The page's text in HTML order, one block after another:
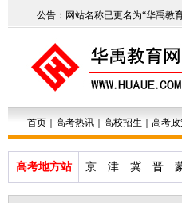
公告：网站名称已更名为“华禹教
首页 高考热讯 高校招生 高考
高考地方站 京 津 冀 晋